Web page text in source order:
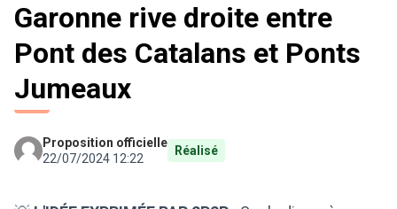
Garonne rive droite entre
Pont des Catalans et Ponts
Jumeaux
Proposition officielle
22/07/2024 12:22
Réalisé